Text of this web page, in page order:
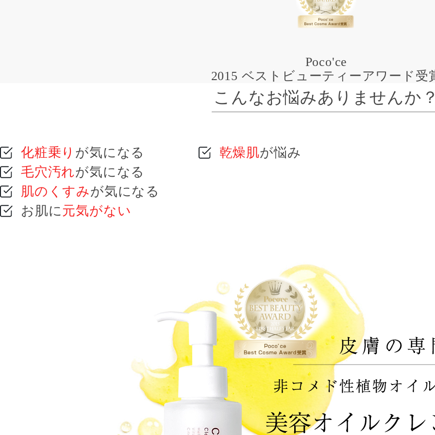
Poco'ce
2015 ベストビューティーアワード受
こんなお悩みありませんか
化粧乗り が気になる
毛穴汚れが気になる
肌のくすみが気になる
お肌に元気がない
乾燥肌が悩み